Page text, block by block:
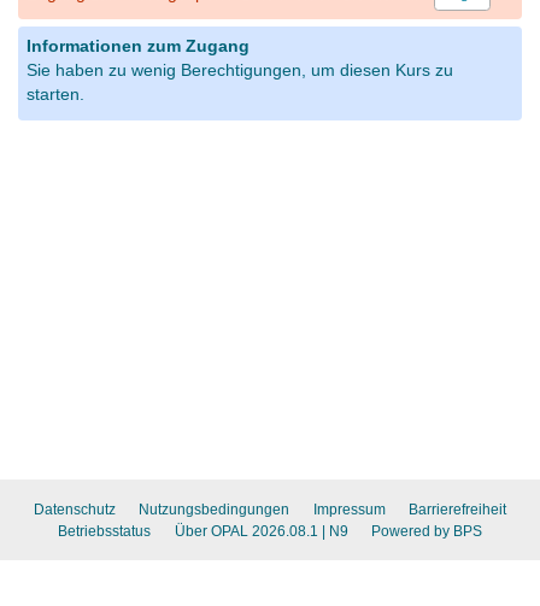
Informationen zum Zugang
Sie haben zu wenig Berechtigungen, um diesen Kurs zu
starten.
Datenschutz Nutzungsbedingungen Impressum
Barrierefreiheit
Betriebsstatus
Über OPAL 2026.08.1 | N9 Powered by BPS